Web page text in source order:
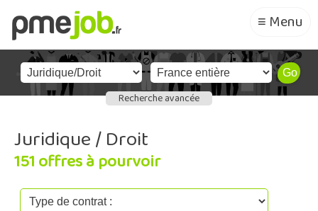
≡ Menu
Recherche avancée
Juridique / Droit
151 offres à pourvoir